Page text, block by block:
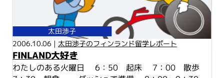
太田渉子
2006.10.06 | 太田渉子のフィンランド留学レポート
FINLAND大好き
わたしのある火曜日 6：50 起床 7：00 散歩